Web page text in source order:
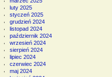
luty 2025
styczeń 2025
grudzień 2024
listopad 2024
październik 2024
wrzesień 2024
sierpień 2024
lipiec 2024
czerwiec 2024
maj 2024